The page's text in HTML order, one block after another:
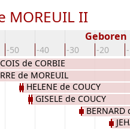
MOREUIL II
-50 -40 -30 -20
Geboren
de CORBIE
de MOREUIL
HELENE de COUCY
GISELE de COUCY
BERNARD